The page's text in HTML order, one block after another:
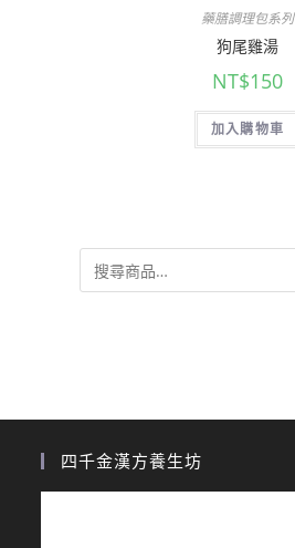
藥膳調理包系列
狗尾雞湯
NT$150
加入購物車
四千金漢方養生坊